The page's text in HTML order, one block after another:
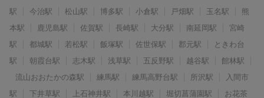
駅
今治駅 松山駅 博多駅 小倉駅 戸畑駅 玉名駅
熊
本駅
鹿児島駅 佐賀駅 長崎駅 大分駅 南延岡駅
宮崎
駅
都城駅 若松駅 飯塚駅 佐世保駅 郡元駅
ときわ台
駅
朝霞台駅 志木駅 浅草駅 五反野駅 越谷駅
館林駅
流山おおたかの森駅
練馬駅 練馬高野台駅 所沢駅
入間市
駅
下井草駅 上石神井駅 本川越駅 堀切菖蒲園駅 お花茶